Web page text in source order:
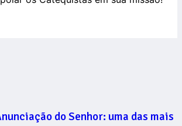
do Senhor: uma das mais